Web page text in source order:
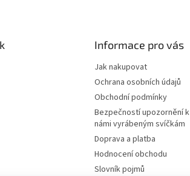
Informace pro vás
Jak nakupovat
Ochrana osobních údajů
Obchodní podmínky
Bezpečností upozornění k
námi vyrábeným svíčkám
Doprava a platba
Hodnocení obchodu
Slovník pojmů